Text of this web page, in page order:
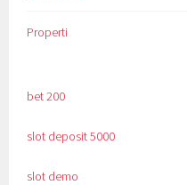
Properti
bet 200
slot deposit 5000
slot demo